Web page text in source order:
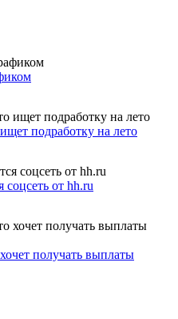
подработку на лето
соцсеть от hh.ru
получать выплаты